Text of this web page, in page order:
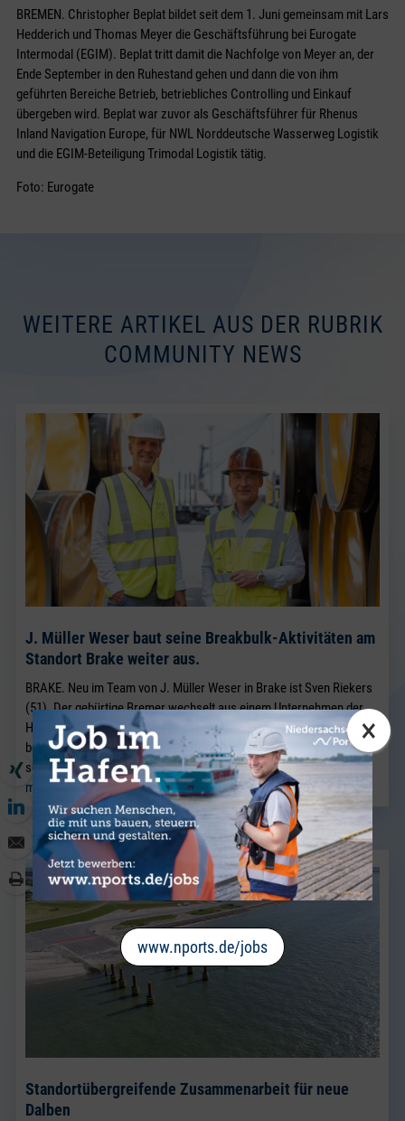
×
www.nports.de/jobs
BREMEN. Christopher Beplat bildet seit dem 1. Juni gemeinsam mit Lars
Hedderich und Thomas Meyer die Geschäftsführung bei Eurogate
Intermodal (EGIM). Beplat tritt damit die Nachfolge von Meyer an, der
Ende September in den Ruhestand gehen und dann die von ihm
geführten Bereiche Betrieb, betriebliches Controlling und Einkauf
übergeben wird. Beplat war zuvor als Geschäftsführer für Rhenus
Inland Navigation Europe, für NWL Norddeutsche Wasserweg Logistik
und die EGIM-Beteiligung Trimodal Logistik tätig.
Foto: Eurogate
WEITERE ARTIKEL AUS DER RUBRIK
COMMUNITY NEWS
J. Müller Weser baut seine Breakbulk-Aktivitäten am
Standort Brake weiter aus.
BRAKE. Neu im Team von J. Müller Weser in Brake ist Sven Riekers
(51). Der gebürtige Bremer wechselt aus einem Unternehmen der
Hafenwirtschaft in Bremen nach Brake und verstärkt künftig das
bestehende Vertriebsteam Breakbulk, in dem Jörg Kaplan bereits
seit vielen Jahren als Führungskraft tätig ist.
mehr lesen
Standortübergreifende Zusammenarbeit für neue
Dalben